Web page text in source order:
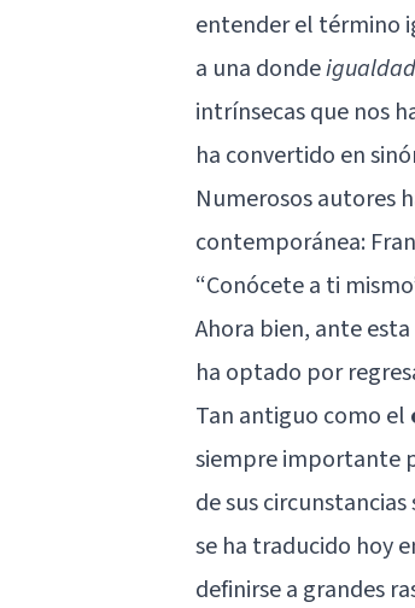
entender el término
a una dondeigualdad
intrínsecas que nos
ha convertido en
Numerosos autores
contemporánea:
“Conócete a ti
Ahora bien, ante
ha optado por
Tan antiguo como el
siempre importante
de sus
se ha traducido hoy
definirse a grandes